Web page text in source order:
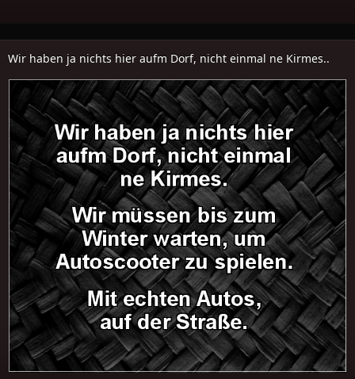
Wir haben ja nichts hier aufm Dorf, nicht einmal ne Kirmes..